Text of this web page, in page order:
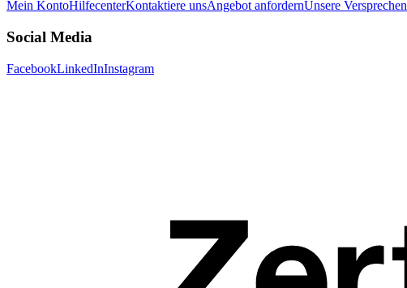
Mein KontoHilfecenterKontaktiere unsAngebot anfordernUnsere Versprechen
Social Media
FacebookLinkedInInstagram